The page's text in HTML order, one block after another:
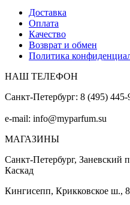
Доставка
Оплата
Качество
Возврат и обмен
Политика
НАШ ТЕЛЕФОН
Санкт-Петербург: 8 (495) 445-
e-mail: info@myparfum.su
МАГАЗИНЫ
Санкт-Петербург, Заневский
Каскад
Кингисепп, Крикковское ш.,